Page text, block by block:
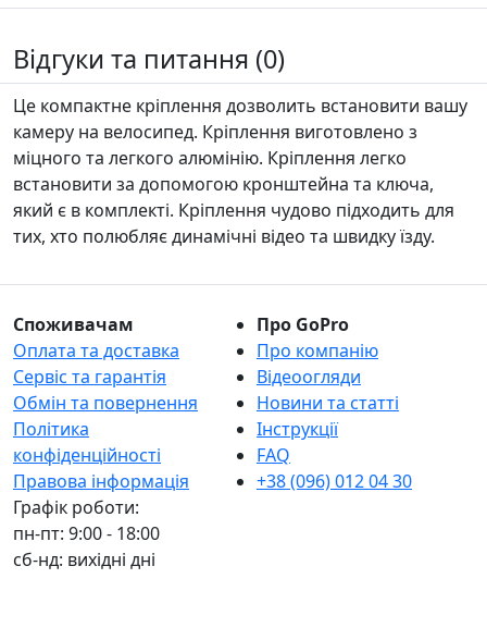
Відгуки та питання (0)
Це компактне кріплення дозволить встановити вашу
камеру на велосипед. Кріплення виготовлено з
міцного та легкого алюмінію. Кріплення легко
встановити за допомогою кронштейна та ключа,
який є в комплекті. Кріплення чудово підходить для
тих, хто полюбляє динамічні відео та швидку їзду.
Споживачам
Оплата та доставка
Сервіс та гарантія
Обмін та повернення
Політика
конфіденційності
Правова інформація
Графік роботи:
пн-пт: 9:00 - 18:00
сб-нд: вихідні дні
Про GoPro
Про компанію
Відеоогляди
Новини та статті
Інструкції
FAQ
+38 (096) 012 04 30